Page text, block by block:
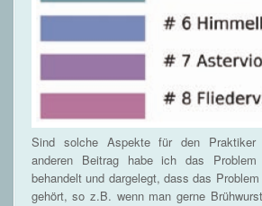
Sind solche Aspekte für den Praktiker
anderen Beitrag habe ich das Problem
behandelt und dargelegt, dass das
gehört, so z.B. wenn man gerne